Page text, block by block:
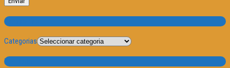
Categorias
Categorias
Por Data